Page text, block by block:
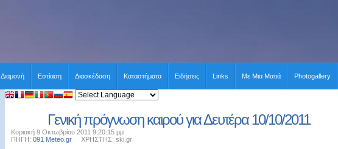
Διαμονή Εστίαση Διασκέδαση Καταστήματα Ειδήσεις Links Με Μια Ματιά Photogallery
Γενική πρόγνωση καιρού για Δευτέρα 10/10/2011
Κυριακή 9 Οκτωβρίου 2011 9:20:15 μμ
ΠΗΓΗ: 091 Meteo.gr ΧΡΗΣΤΗΣ: ski.gr